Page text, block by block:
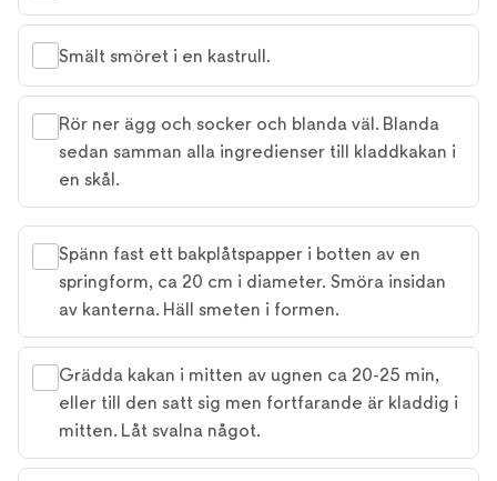
Smält smöret i en kastrull.
Rör ner ägg och socker och blanda väl. Blanda
sedan samman alla ingredienser till kladdkakan i
en skål.
Spänn fast ett bakplåtspapper i botten av en
springform, ca 20 cm i diameter. Smöra insidan
av kanterna. Häll smeten i formen.
Grädda kakan i mitten av ugnen ca 20-25 min,
eller till den satt sig men fortfarande är kladdig i
mitten. Låt svalna något.